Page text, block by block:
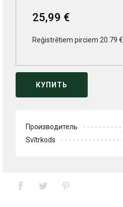
25,99 €
Reģistrētiem pirciem 20.79 €
КУПИТЬ
Производитель
Svītrkods